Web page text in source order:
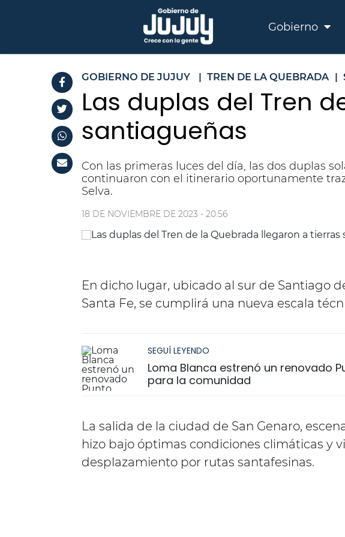
Gobierno
GOBIERNO DE JUJUY | TREN DE LA QUEBRADA |
Las duplas del Tren
santiagueñas
Con las primeras luces del día, las dos duplas
continuaron con el itinerario oportunamente
Selva.
18 DE NOVIEMBRE DE 2023 - 20:56
En dicho lugar, ubicado al sur de Santiago
Santa Fe, se cumplirá una nueva escala
SEGUÍ LEYENDO
Loma Blanca estrenó un renovado
para la comunidad
La salida de la ciudad de San Genaro,
hizo bajo óptimas condiciones climáticas y
desplazamiento por rutas santafesinas.